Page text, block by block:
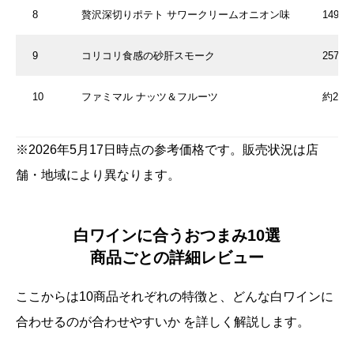
8 贅沢深切りポテト サワークリームオニオン味 149円
9 コリコリ食感の砂肝スモーク 257円
10 ファミマル ナッツ＆フルーツ 約228
※2026年5月17日時点の参考価格です。販売状況は店
舗・地域により異なります。
白ワインに合うおつまみ10選
商品ごとの詳細レビュー
ここからは10商品それぞれの特徴と、どんな白ワインに
合わせるのが合わせやすいか を詳しく解説します。